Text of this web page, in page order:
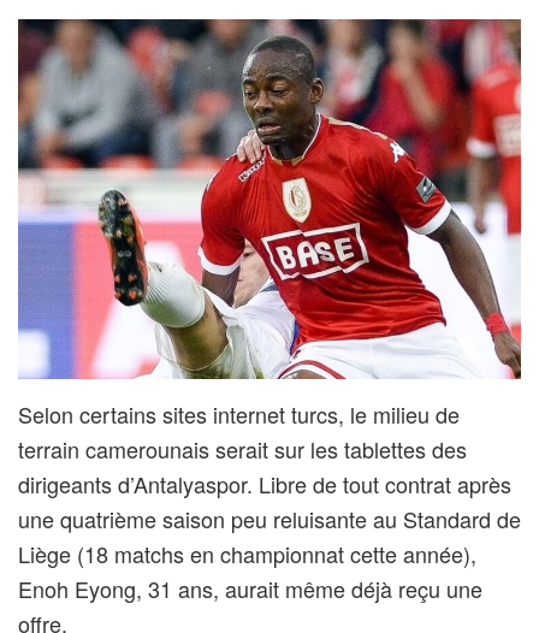
Selon certains sites internet turcs, le milieu de
terrain camerounais serait sur les tablettes des
dirigeants d’Antalyaspor. Libre de tout contrat après
une quatrième saison peu reluisante au Standard de
Liège (18 matchs en championnat cette année),
Enoh Eyong, 31 ans, aurait même déjà reçu une
offre.